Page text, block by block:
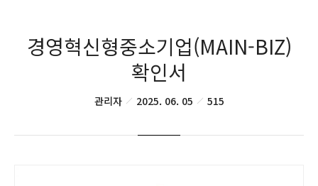
경영혁신형중소기업(MAIN-BIZ)
확인서
관리자 2025. 06. 05 515